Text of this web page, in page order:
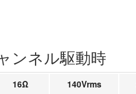
ンネル駆動時
16Ω 140Vrms